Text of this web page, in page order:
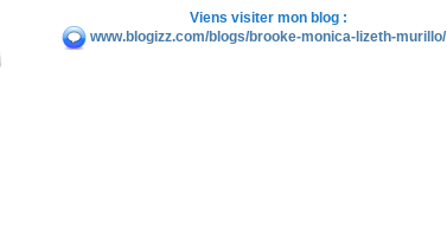
Viens visiter mon blog :
www.blogizz.com/blogs/brooke-monica-lizeth-murillo/